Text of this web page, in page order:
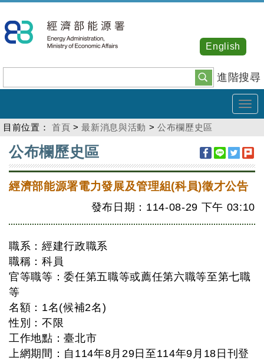
到
主
內
容
進階搜尋
English
目前位置： 首頁 >最新消息與活動 >公布欄歷史區
:::
公布欄歷史區
經濟部能源署電力發展及管理組(科員)徵才公告
發布日期：114-08-29 下午 03:10
職系：經建行政職系
職稱：科員
官等職等：委任第五職等或薦任第六職等至第七職
等
名額：1名(候補2名)
性別：不限
工作地點：臺北市
上網期間：自114年8月29日至114年9月18日刊登